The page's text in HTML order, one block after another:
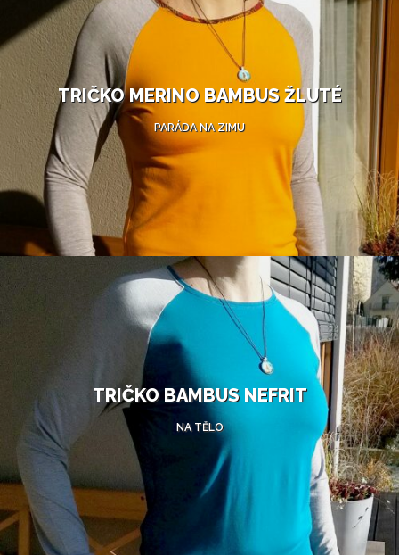
TRIČKO MERINO BAMBUS ŽLUTÉ
PARÁDA NA ZIMU
TRIČKO BAMBUS NEFRIT
NA TĚLO